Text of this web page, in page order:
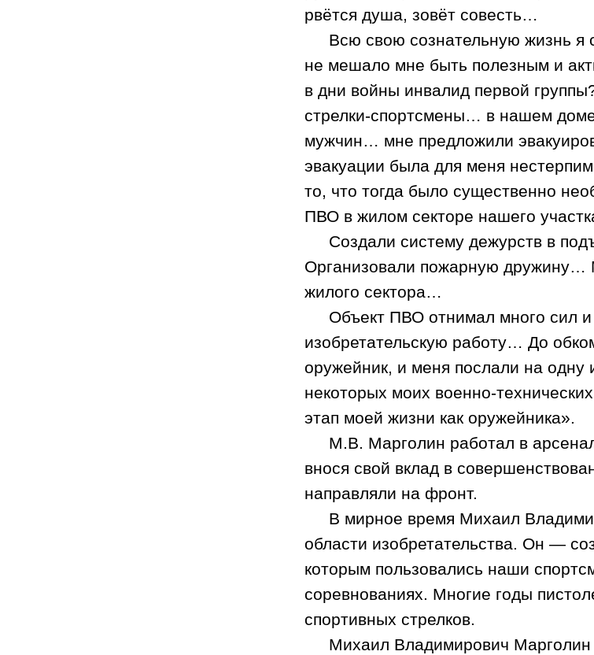
рвётся душа, зовёт совесть…
Всю свою сознательную жизнь я
не мешало мне быть полезным и
в дни войны инвалид первой
стрелки-спортсмены… в нашем
мужчин… мне предложили
эвакуации была для меня
то, что тогда было существенно
ПВО в жилом секторе нашего
Создали систему дежурств в
Организовали пожарную
жилого сектора…
Объект ПВО отнимал много сил
изобретательскую работу… До
оружейник, и меня послали на одну
некоторых моих военно-
этап моей жизни как оружейника».
М.В. Марголин работал в
внося свой вклад в
направляли на фронт.
В мирное время Михаил
области изобретательства. Он —
которым пользовались наши
соревнованиях. Многие годы
спортивных стрелков.
Михаил Владимирович Марголин